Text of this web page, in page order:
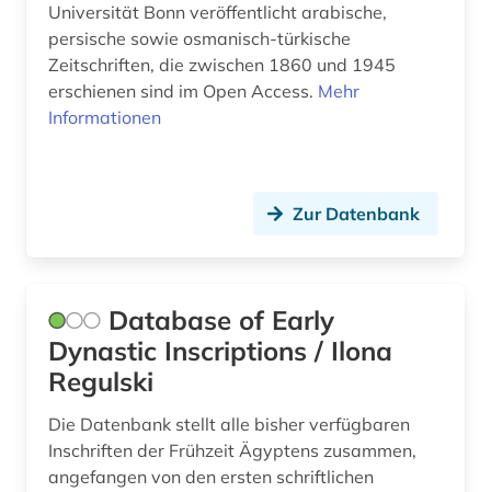
sozialer indikator (1)
sozialwissenschaften (3)
statistische datenbank (1)
streaming (1)
subsaharisches afrika (3)
Universität Bonn veröffentlicht arabische,
persische sowie osmanisch-türkische
Zeitschriften, die zwischen 1860 und 1945
erschienen sind im Open Access. Mehr
Informationen
Zur Datenbank
Database of Early
Dynastic Inscriptions / Ilona
Regulski
Die Datenbank stellt alle bisher verfügbaren
Inschriften der Frühzeit Ägyptens zusammen,
angefangen von den ersten schriftlichen